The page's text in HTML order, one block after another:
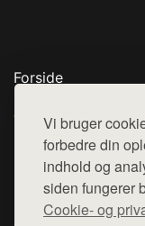
Vi bruger
forbedre din
indhold og
siden fungerer
Cookie- og
Forside
Top Rabatter
Kontakt